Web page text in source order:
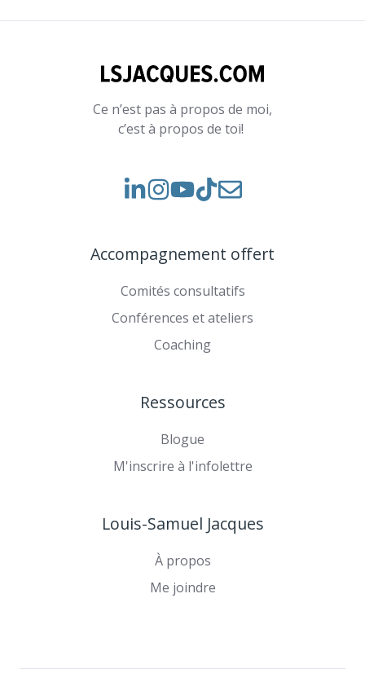
Ce n’est pas à propos de moi,
c’est à propos de toi!
VoirVoir
sur
Rejoignez-
TikTok
Accompagnement offert
Comités consultatifs
Conférences et ateliers
Coaching
Ressources
Blogue
M'inscrire à l'infolettre
Louis-Samuel Jacques
À propos
Me joindre